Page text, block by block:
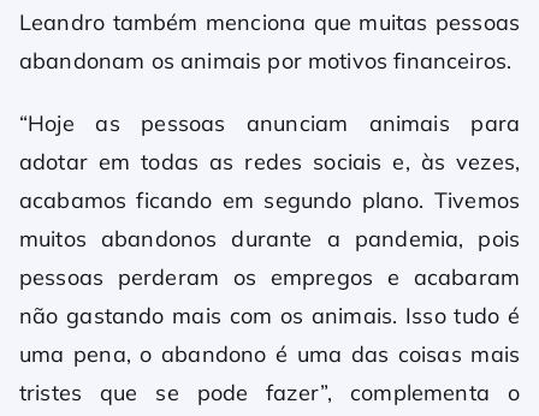
Leandro também menciona que muitas pessoas
abandonam os animais por motivos financeiros.
“Hoje as pessoas anunciam animais para
adotar em todas as redes sociais e, às vezes,
acabamos ficando em segundo plano. Tivemos
muitos abandonos durante a pandemia, pois
pessoas perderam os empregos e acabaram
não gastando mais com os animais. Isso tudo é
uma pena, o abandono é uma das coisas mais
tristes que se pode fazer”, complementa o